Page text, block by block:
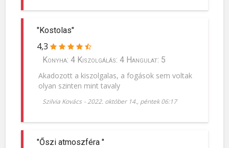
"Kostolas"
4,3
Konyha: 4 Kiszolgálás: 4 Hangulat: 5
Akadozott a kiszolgalas, a fogások sem voltak
olyan szinten mint tavaly
Szilvia Kovács -2022. október 14., péntek 06:17
"Őszi atmoszféra "